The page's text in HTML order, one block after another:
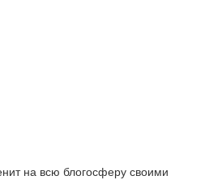
на всю блогосферу своими